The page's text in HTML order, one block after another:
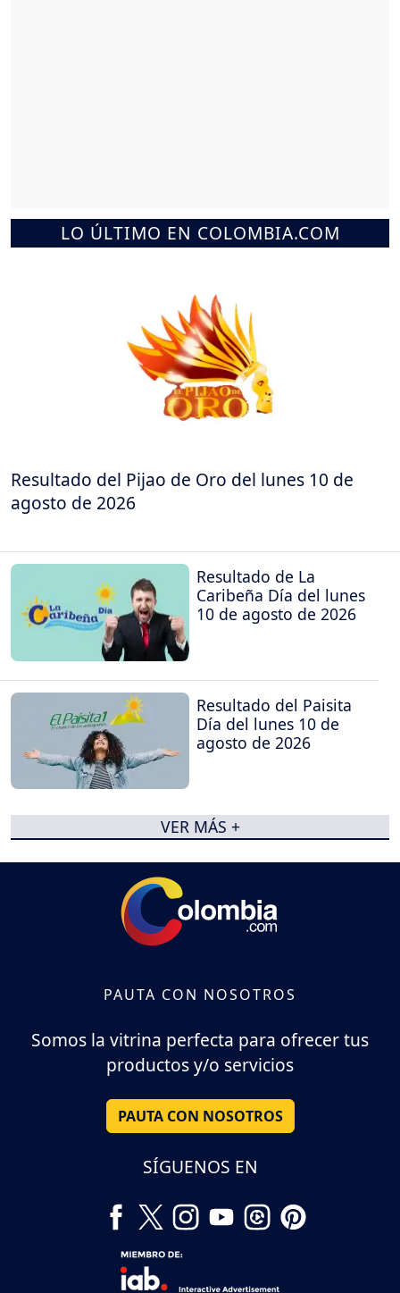
LO ÚLTIMO EN COLOMBIA.COM
Resultado del Pijao de Oro del lunes 10 de
agosto de 2026
Resultado de La
Caribeña Día del lunes
10 de agosto de 2026
Resultado del Paisita
Día del lunes 10 de
agosto de 2026
VER MÁS +
PAUTA CON NOSOTROS
Somos la vitrina perfecta para ofrecer tus
productos y/o servicios
PAUTA CON NOSOTROS
SÍGUENOS EN